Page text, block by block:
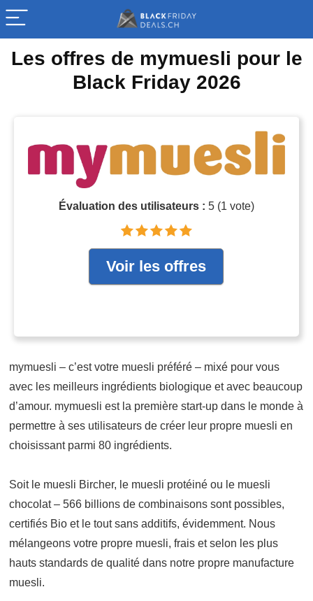
Les offres de mymuesli pour le
Black Friday 2026
Évaluation des utilisateurs : 5 (1 vote)
Voir les offres
mymuesli – c’est votre muesli préféré – mixé pour vous
avec les meilleurs ingrédients biologique et avec beaucoup
d’amour. mymuesli est la première start-up dans le monde à
permettre à ses utilisateurs de créer leur propre muesli en
choisissant parmi 80 ingrédients.
Soit le muesli Bircher, le muesli protéiné ou le muesli
chocolat – 566 billions de combinaisons sont possibles,
certifiés Bio et le tout sans additifs, évidemment. Nous
mélangeons votre propre muesli, frais et selon les plus
hauts standards de qualité dans notre propre manufacture
muesli.